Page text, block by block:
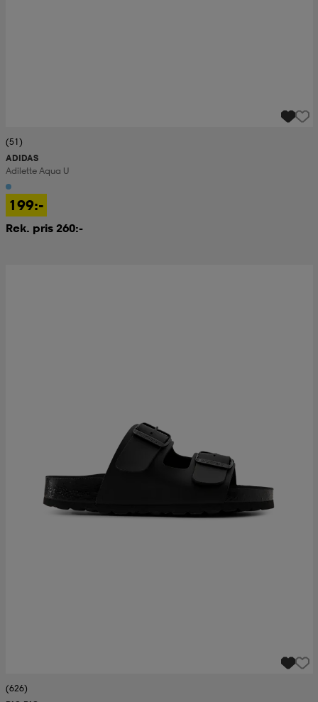
(51)
ADIDAS
Adilette Aqua U
199:-
Rek. pris 260:-
(626)